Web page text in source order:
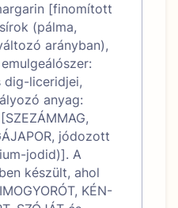
[finomított
(pálma,
arányban),
dig-liceridjei,
anyag:
jódozott
jodid)]. A
készült, ahol
KÉN-